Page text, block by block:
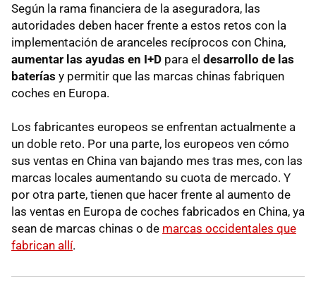
Según la rama financiera de la aseguradora, las
autoridades deben hacer frente a estos retos con la
implementación de aranceles recíprocos con China,
aumentar las ayudas en I+D para el desarrollo de las
baterías y permitir que las marcas chinas fabriquen
coches en Europa.
Los fabricantes europeos se enfrentan actualmente a
un doble reto. Por una parte, los europeos ven cómo
sus ventas en China van bajando mes tras mes, con las
marcas locales aumentando su cuota de mercado. Y
por otra parte, tienen que hacer frente al aumento de
las ventas en Europa de coches fabricados en China, ya
sean de marcas chinas o de marcas occidentales que
fabrican allí.